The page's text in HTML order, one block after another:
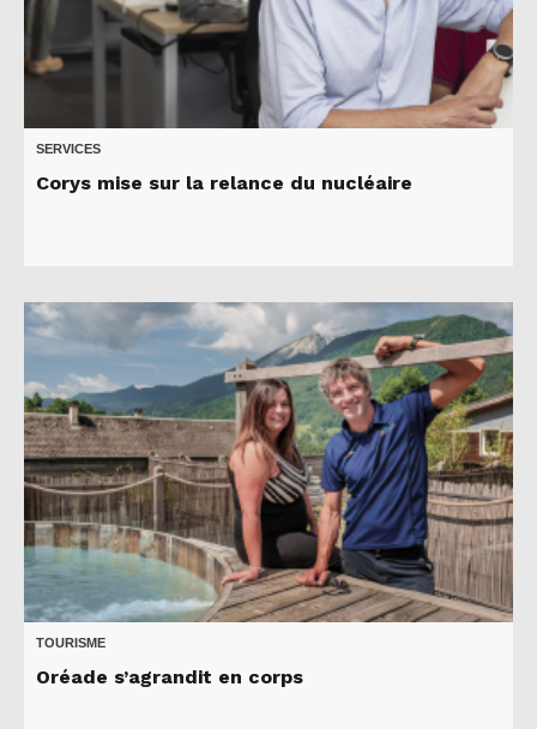
SERVICES
Corys mise sur la relance du nucléaire
TOURISME
Oréade s’agrandit en corps